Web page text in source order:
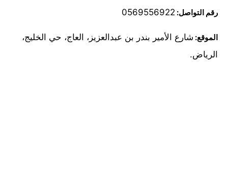
رقم التواصل: 0569556922
الموقع: شارع الأمير بندر بن عبدالعزيز، العاج، حي الخليج،
الرياض.